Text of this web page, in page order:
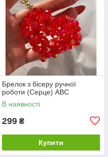
Брелок з бісеру ручної
роботи (Серце) ABC
В наявності
299 ₴
Купити